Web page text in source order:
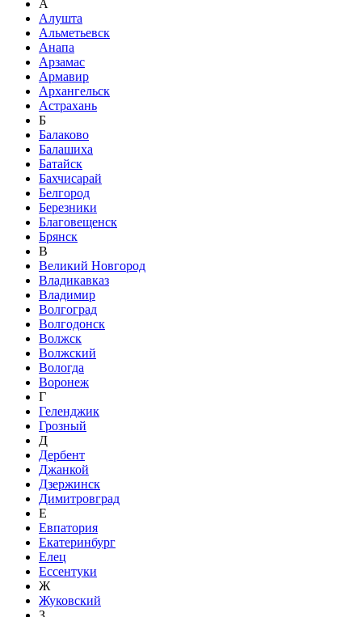
А
Алушта
Альметьевск
Анапа
Арзамас
Армавир
Архангельск
Астрахань
Б
Балаково
Балашиха
Батайск
Бахчисарай
Белгород
Березники
Благовещенск
Брянск
В
Великий Новгород
Владикавказ
Владимир
Волгоград
Волгодонск
Волжск
Волжский
Вологда
Воронеж
Г
Геленджик
Грозный
Д
Дербент
Джанкой
Дзержинск
Димитровград
Е
Евпатория
Екатеринбург
Елец
Ессентуки
Ж
Жуковский